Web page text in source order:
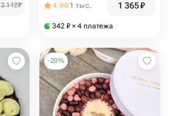
3 112₽
любимой, ручной работы
4.90 1 тыс. 1 365₽
342 ₽ × 4 платежа
-20%